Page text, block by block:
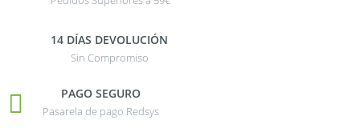
14 DÍAS DEVOLUCIÓN
Sin Compromiso
PAGO SEGURO
Pasarela de pago Redsys